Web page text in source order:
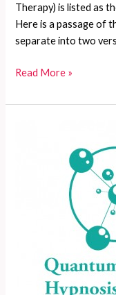
Therapy) is listed as
Here is a passage of
separate into two
QHHT
the
Read More »